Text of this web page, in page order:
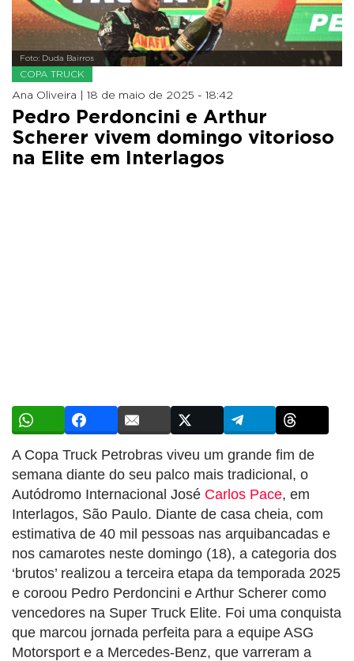
Foto: Duda Bairros
COPA TRUCK
Ana Oliveira | 18 de maio de 2025 - 18:42
Pedro Perdoncini e Arthur
Scherer vivem domingo vitorioso
na Elite em Interlagos
A Copa Truck Petrobras viveu um grande fim de
semana diante do seu palco mais tradicional, o
Autódromo Internacional José Carlos Pace, em
Interlagos, São Paulo. Diante de casa cheia, com
estimativa de 40 mil pessoas nas arquibancadas e
nos camarotes neste domingo (18), a categoria dos
‘brutos’ realizou a terceira etapa da temporada 2025
e coroou Pedro Perdoncini e Arthur Scherer como
vencedores na Super Truck Elite. Foi uma conquista
que marcou jornada perfeita para a equipe ASG
Motorsport e a Mercedes-Benz, que varreram a